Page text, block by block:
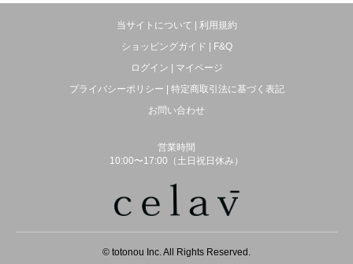
当サイトについて
利用規約
ショッピングガイド
F&Q
ログイン
マイページ
プライバシーポリシー
特定商取引法に基づく表記
お問い合わせ
営業時間
10:00〜17:00（土日祝日休み）
© totonou Inc. All Rights Reserved.